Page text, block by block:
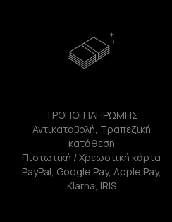
ΤΡΟΠΟΙ ΠΛΗΡΩΜΗΣ
Αντικαταβολή, Τραπεζική
κατάθεση
Πιστωτική / Χρεωστική κάρτα
PayPal, Google Pay, Apple Pay,
Klarna, IRIS